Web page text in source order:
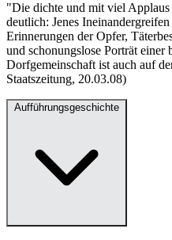
"Die dichte und mit viel Applaus
deutlich: Jenes
Erinnerungen der Opfer,
und schonungslose Porträt
Dorfgemeinschaft ist auch auf
Staatszeitung, 20.03.08)
Aufführungsgeschichte